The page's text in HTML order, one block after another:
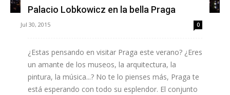
Palacio Lobkowicz en la bella Praga
Jul 30, 2015 0
¿Estas pensando en visitar Praga este verano? ¿Eres
un amante de los museos, la arquitectura, la
pintura, la música...? No te lo pienses más, Praga te
está esperando con todo su esplendor. El conjunto